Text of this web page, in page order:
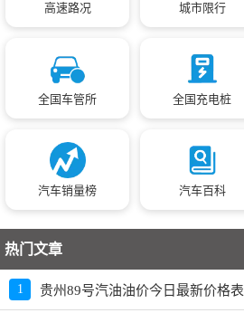
高速路况 城市限行
全国车管所 全国充电桩
汽车销量榜 汽车百科
热门文章
1 贵州89号汽油油价今日最新价格表